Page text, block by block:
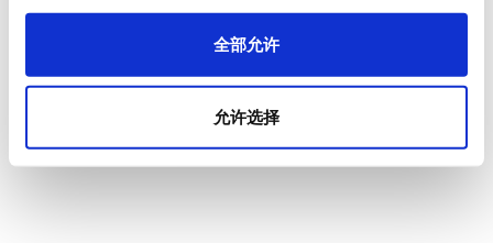
全部允许
允许选择